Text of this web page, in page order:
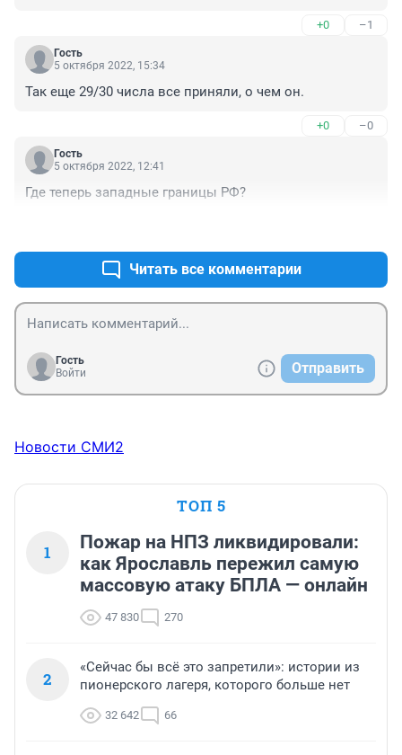
+0 –1
Гость
5 октября 2022, 15:34
Так еще 29/30 числа все приняли, о чем он.
+0 –0
Гость
5 октября 2022, 12:41
Где теперь западные границы РФ?
Читать все комментарии
Гость
Войти
Отправить
Новости СМИ2
ТОП 5
1
Пожар на НПЗ ликвидировали:
как Ярославль пережил самую
массовую атаку БПЛА — онлайн
47 830 270
2
«Сейчас бы всё это запретили»: истории из
пионерского лагеря, которого больше нет
32 642 66